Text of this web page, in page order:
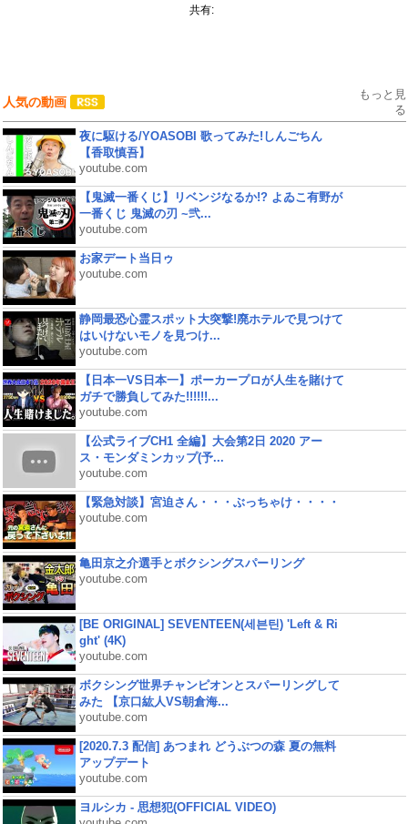
共有:
人気の動画
もっと見
る
夜に駆ける/YOASOBI 歌ってみた!しんごちん
【香取慎吾】
youtube.com
【鬼滅一番くじ】リベンジなるか!? よゐこ有野が
一番くじ 鬼滅の刃 ~弐...
youtube.com
お家デート当日ゥ
youtube.com
静岡最恐心霊スポット大突撃!廃ホテルで見つけて
はいけないモノを見つけ...
youtube.com
【日本一VS日本一】ポーカープロが人生を賭けて
ガチで勝負してみた!!!!!!...
youtube.com
【公式ライブCH1 全編】大会第2日 2020 アー
ス・モンダミンカップ(予...
youtube.com
【緊急対談】宮迫さん・・・ぶっちゃけ・・・・
youtube.com
亀田京之介選手とボクシングスパーリング
youtube.com
[BE ORIGINAL] SEVENTEEN(세븐틴) 'Left & Ri
ght' (4K)
youtube.com
ボクシング世界チャンピオンとスパーリングして
みた 【京口紘人VS朝倉海...
youtube.com
[2020.7.3 配信] あつまれ どうぶつの森 夏の無料
アップデート
youtube.com
ヨルシカ - 思想犯(OFFICIAL VIDEO)